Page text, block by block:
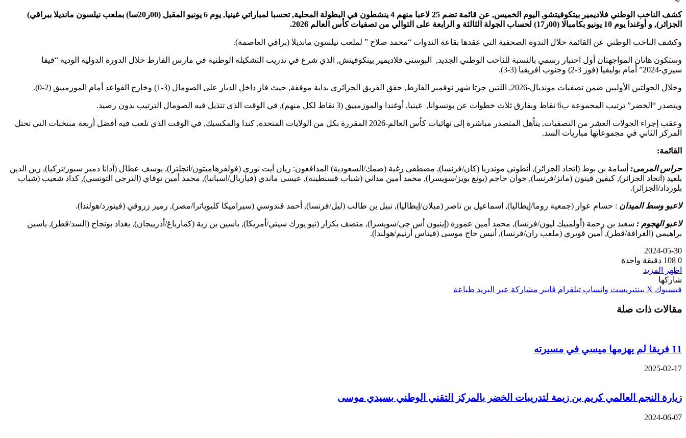
كشف الناخب الوطني فلاديمير بيتكوفيتشو, اليوم الخميس, عن قائمة تضم 25 لاعبا منهم 4 ينشطون في البطولة المحلية, تحسبا لمباراتي غينيا, يوم 6 يونيو المقبل (00ر20سا) بملعب نيلسون مانديلا ببراقي)
الجزائر), و أوغندا يوم 10 يونيو بكامبالا (00ر17) لحساب الجولة الثالثة و الرابعة على التوالي من تصفيات كأس العالم 2026.
وكشف الناخب الوطني عن القائمة خلال الندوة الصحفية التي عقدها بقاعة الندوات “محمد صلاح ” لملعب نيلسون مانديلا (براقي العاصمة).
وستكون هاتان المواجهتان أول اختبار رسمي بالنسبة للناخب الوطني الجديد, البوسني فلاديمير بيتكوفيتش, الذي شرع في تدريب التشكيلة الوطنية في مارس الفارط خلال الدورة الدولية الودية “فيفا
سيري-2024” أمام بوليفيا (فوز 3-2) وجنوب افريقيا (3-3).
وخلال الجولتين الأوليين ضمن تصفيات مونديال-2026, اللتين جرتا شهر نوفمبر الفارط, حقق الفريق الجزائري بداية موفقة, حيث فاز داخل الديار على الصومال (3-1) وخارج القواعد أمام الموزمبيق (2-0).
ويتصدر “الخضر” ترتيب المجموعة ب6 نقاط وبفارق ثلاث خطوات عن بوتسوانا, غينيا, أوغندا والموزمبيق (3 نقاط لكل منهم), في الوقت الذي تتذيل فيه الصومال الترتيب بدون رصيد.
وعقب إجراء الجولات العشر من التصفيات, يتأهل المتصدر مباشرة إلى نهائيات كأس العالم-2026 المقررة بكل من الولايات المتحدة, كندا والمكسيك, في الوقت الذي تلعب فيه أفضل أربعة منتخبات التي تحتل
المركز الثاني في مجموعاتها مباريات السد.
القائمة:
حراس المرمى: أسامة بن بوط (اتحاد الجزائر), أنطوني موندريا (كان/فرنسا), مصطفى زغبة (ضمك/السعودية) المدافعون: ريان آيت نوري (فولفرهامبتون/انجلترا), يوسف عطال (آدانا دمير سبور/تركيا), زين الدين
بلعيد (اتحاد الجزائر), كيفين قيتون (ماتز/فرنسا), جوان حاجم (يونغ بويز/سويسرا), محمد أمين مداني (شباب قسنطينة), عيسى ماندي (فياريال/اسبانيا), محمد أمين توقاي (الترجي التونسي), كداد شعيب (شباب
بلوزداد/الجزائر).
لاعبو وسط الميدان : حسام عوار (جمعية روما/إيطاليا), اسماعيل بن ناصر (ميلان/إيطاليا), نبيل بن طالب (ليل/فرنسا), أحمد قندوسي (سيراميكا كليوباترا/مصر), رميز زروقي (فينورد/هولندا).
لاعبو الهجوم : سعيد بن رحمة (أولمبيك ليون/فرنسا), محمد أمين عمورة (إينيون أس جي/سويسرا), منصف بكرار (نيو يورك سيتي/أمريكا), ياسين بن زية (كمارباغ/أذربيجان), بغداد بونجاح (السد/قطر), ياسين
براهيمي (الغرافة/قطر), أمين قويري (ملعب ران/فرنسا), أنيس حاج موسى (فيتاس أرنيم/هولندا).
2024-05-30
0
دقيقة واحدة
اظهر المزيد
شاركها
فيسبوك ‫X بينتيريست واتساب تيلقرام ڤايبر مشاركة عبر البريد طباعة
مقالات ذات صلة
11 فريقا لم يهزمها ميسي في مسيرته
2025-02-17
زيارة النجم العالمي كريم بن زيمة لتدريبات الخضر بالمركز التقني الوطني بسيدي موسى
2024-06-07